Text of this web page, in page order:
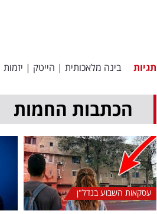
תגיות בינה מלאכותית | הייטק | יזמות
הכתבות החמות
עסקאות השבוע בנדל"ן